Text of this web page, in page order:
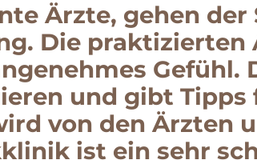
Ärzte, gehen der
Die praktizierten
Gefühl.
und gibt
von den Ärzten
ist ein sehr